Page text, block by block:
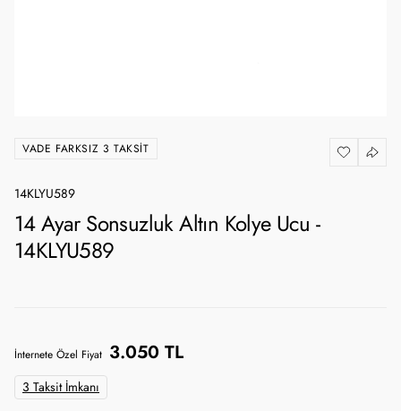
VADE FARKSIZ 3 TAKSIT
14KLYU589
14 Ayar Sonsuzluk Altın Kolye Ucu -
14KLYU589
İnternete Özel Fiyat 3.050 TL
3 Taksit İmkanı